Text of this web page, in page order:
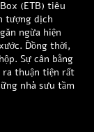
(ETB) tiêu
tượng dịch
ngừa hiện
Đồng thời,
Sự cân bằng
ra thuận tiện rất
nhà sưu tầm